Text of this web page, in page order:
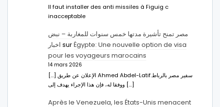
Il faut installer des anti missiles à Figuig c
inacceptable
مصر تمنح تأشيرة مدتها خمس سنوات للمغاربة – نبض
اخبار surÉgypte: Une nouvelle option de visa
pour les voyageurs marocains
14 mars 2026
[…] الإعلان عن طريق Ahmed Abdel-Latifسفير مصر بالرباط.
ووفقا له، فإن هذا الإجراء يهدف إلى […]
Après le Venezuela, les États-Unis menacent